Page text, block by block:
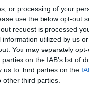
or processing of your
use the below opt-out
request is processed
utilized by us
You may separately
on the IAB’s list of
us to third parties on the
third parties.
Kom ihåg mig
Glömt ditt lösenord?
Få ny aktiveringslänk
Betapet är gratis!